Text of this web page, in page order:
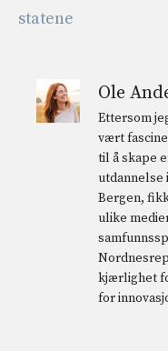
statene
Ole
Ettersom
vært
til å skape
utdannelse
Bergen,
ulike
kjærlighet
for